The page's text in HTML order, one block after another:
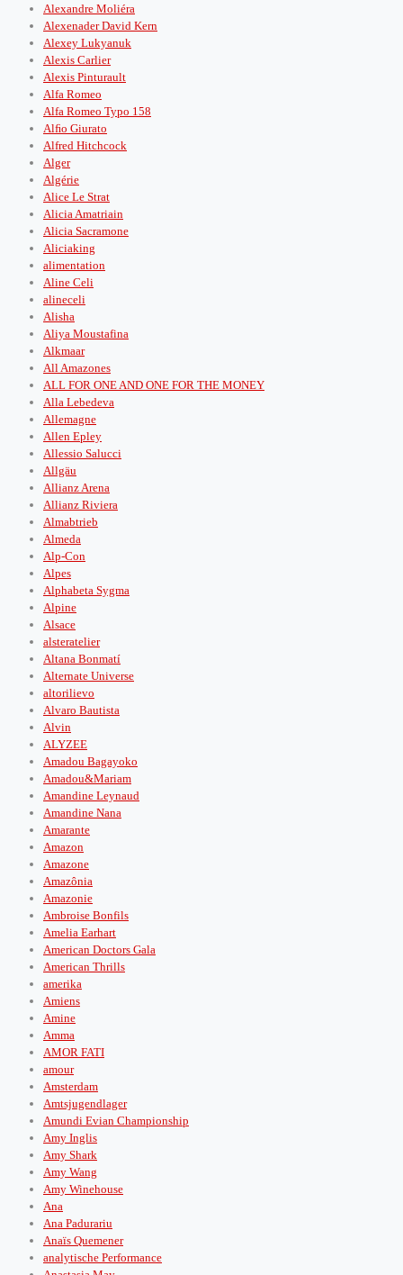
Alexandre Moliéra
Alexenader David Kern
Alexey Lukyanuk
Alexis Carlier
Alexis Pinturault
Alfa Romeo
Alfa Romeo Typo 158
Alﬁo Giurato
Alfred Hitchcock
Alger
Algérie
Alice Le Strat
Alicia Amatriain
Alicia Sacramone
Aliciaking
alimentation
Aline Celi
alineceli
Alisha
Aliya Moustafina
Alkmaar
All Amazones
ALL FOR ONE AND ONE FOR THE MONEY
Alla Lebedeva
Allemagne
Allen Epley
Allessio Salucci
Allgäu
Allianz Arena
Allianz Riviera
Almabtrieb
Almeda
Alp-Con
Alpes
Alphabeta Sygma
Alpine
Alsace
alsteratelier
Altana Bonmatí
Alternate Universe
altorilievo
Alvaro Bautista
Alvin
ALYZEE
Amadou Bagayoko
Amadou&Mariam
Amandine Leynaud
Amandine Nana
Amarante
Amazon
Amazone
Amazônia
Amazonie
Ambroise Bonfils
Amelia Earhart
American Doctors Gala
American Thrills
amerika
Amiens
Amine
Amma
AMOR FATI
amour
Amsterdam
Amtsjugendlager
Amundi Evian Championship
Amy Inglis
Amy Shark
Amy Wang
Amy Winehouse
Ana
Ana Padurariu
Anaïs Quemener
analytische Performance